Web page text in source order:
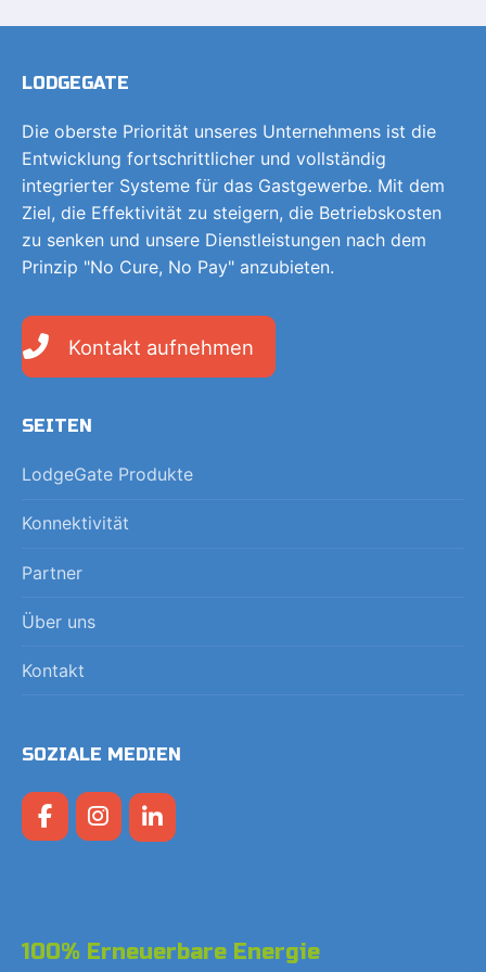
LODGEGATE
Die oberste Priorität unseres Unternehmens ist die
Entwicklung fortschrittlicher und vollständig
integrierter Systeme für das Gastgewerbe. Mit dem
Ziel, die Effektivität zu steigern, die Betriebskosten
zu senken und unsere Dienstleistungen nach dem
Prinzip "No Cure, No Pay" anzubieten.
Kontakt aufnehmen
SEITEN
LodgeGate Produkte
Konnektivität
Partner
Über uns
Kontakt
SOZIALE MEDIEN
100% Erneuerbare Energie